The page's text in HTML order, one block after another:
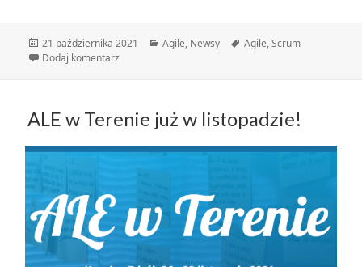
Data
publikacji
21 października 2021 Kategorie
Agile, Newsy Tagi
Agile,Scrum
Dodaj komentarz
ALE w Terenie już w listopadzie!